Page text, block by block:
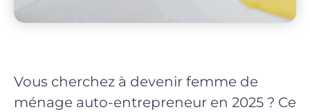
Vous cherchez à devenir femme de
ménage auto-entrepreneur en 2025 ? Ce